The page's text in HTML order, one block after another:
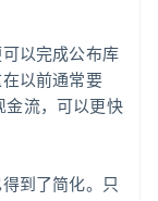
以完成公布库
以前通常要
流，可以更快
到了简化。只